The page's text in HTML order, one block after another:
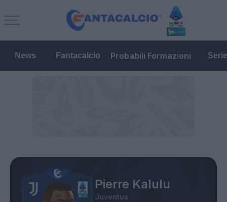
News Fantacalcio Probabili Formazioni
Pierre Kalulu
Juventus